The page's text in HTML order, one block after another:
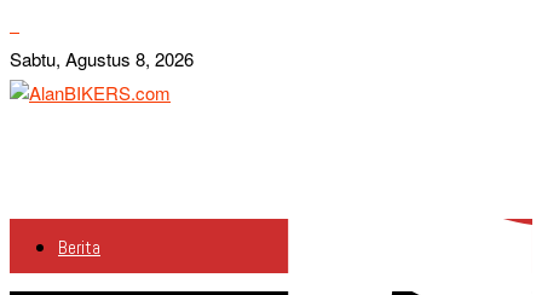
Sabtu, Agustus 8, 2026
Berita